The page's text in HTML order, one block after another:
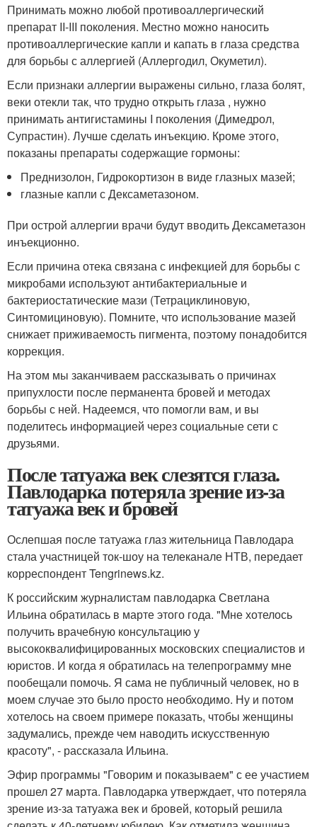
Принимать можно любой противоаллергический
препарат II-III поколения. Местно можно наносить
противоаллергические капли и капать в глаза средства
для борьбы с аллергией (Аллергодил, Окуметил).
Если признаки аллергии выражены сильно, глаза болят,
веки отекли так, что трудно открыть глаза , нужно
принимать антигистамины I поколения (Димедрол,
Супрастин). Лучше сделать инъекцию. Кроме этого,
показаны препараты содержащие гормоны:
Преднизолон, Гидрокортизон в виде глазных мазей;
глазные капли с Дексаметазоном.
При острой аллергии врачи будут вводить Дексаметазон
инъекционно.
Если причина отека связана с инфекцией для борьбы с
микробами используют антибактериальные и
бактериостатические мази (Тетрациклиновую,
Синтомициновую). Помните, что использование мазей
снижает приживаемость пигмента, поэтому понадобится
коррекция.
На этом мы заканчиваем рассказывать о причинах
припухлости после перманента бровей и методах
борьбы с ней. Надеемся, что помогли вам, и вы
поделитесь информацией через социальные сети с
друзьями.
После татуажа век слезятся глаза.
Павлодарка потеряла зрение из-за
татуажа век и бровей
Ослепшая после татуажа глаз жительница Павлодара
стала участницей ток-шоу на телеканале НТВ, передает
корреспондент Tengrinews.kz.
К российским журналистам павлодарка Светлана
Ильина обратилась в марте этого года. "Мне хотелось
получить врачебную консультацию у
высококвалифицированных московских специалистов и
юристов. И когда я обратилась на телепрограмму мне
пообещали помочь. Я сама не публичный человек, но в
моем случае это было просто необходимо. Ну и потом
хотелось на своем примере показать, чтобы женщины
задумались, прежде чем наводить искусственную
красоту", - рассказала Ильина.
Эфир программы "Говорим и показываем" с ее участием
прошел 27 марта. Павлодарка утверждает, что потеряла
зрение из-за татуажа век и бровей, который решила